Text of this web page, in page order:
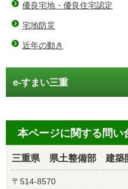
優良宅地・優良住宅認定
宅地防災
近年の動き
e-すまい三重
本ページに関する問い
三重県 県土整備部 建築
〒514-8570